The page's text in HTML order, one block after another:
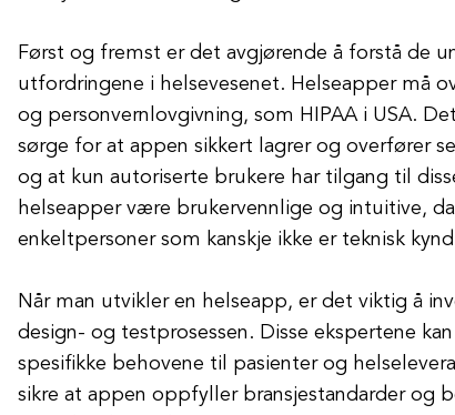
Først og fremst er det avgjørende å forstå de
utfordringene i helsevesenet. Helseapper må
og personvernlovgivning, som HIPAA i USA.
sørge for at appen sikkert lagrer og overfører
og at kun autoriserte brukere har tilgang til
helseapper være brukervennlige og intuitive,
enkeltpersoner som kanskje ikke er teknisk
Når man utvikler en helseapp, er det viktig å
design- og testprosessen. Disse ekspertene
spesifikke behovene til pasienter og
sikre at appen oppfyller bransjestandarder og